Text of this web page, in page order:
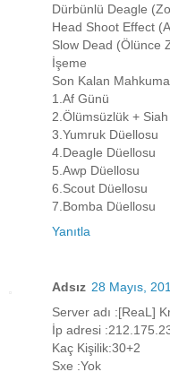
Dürbünlü Deagle
Head Shoot Effect
Slow Dead (Ölünce
İşeme
Son Kalan
1.Af Günü
2.Ölümsüzlük + Siah
3.Yumruk Düellosu
4.Deagle Düellosu
5.Awp Düellosu
6.Scout Düellosu
7.Bomba Düellosu
Yanıtla
Adsız 28 Mayıs,
Server adı :[ReaL]
İp adresi
Kaç Kişilik:30+2
Sxe :Yok